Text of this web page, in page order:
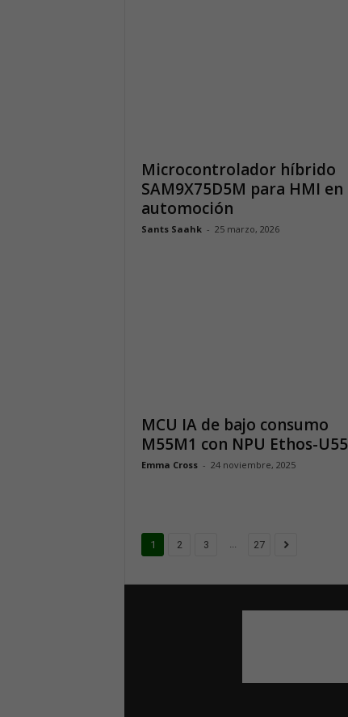
Microcontrolador híbrido
SAM9X75D5M para HMI en
automoción
Sants Saahk - 25 marzo, 2026
MCU IA de bajo consumo
M55M1 con NPU Ethos-U55
Emma Cross - 24 noviembre, 2025
1 2 3 ... 27